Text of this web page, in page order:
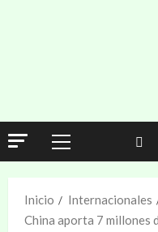
Inicio
Internacionales
China aporta 7 millones